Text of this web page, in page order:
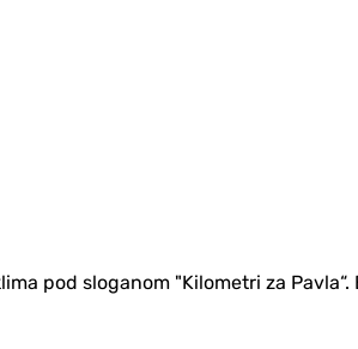
pod sloganom "Kilometri za Pavla“.